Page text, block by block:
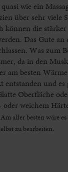
wie ein
über sehr
können die
Das Gute
Was
da in den
am besten
und
Oberfläche
weichem
aller besten wäre
zu bearbeiten.